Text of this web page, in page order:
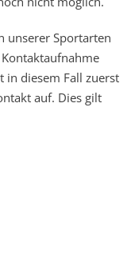
unserer Sportarten
in diesem Fall zuerst
auf. Dies gilt